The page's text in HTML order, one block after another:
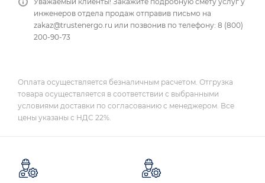
инженеров отдела продаж отправив письмо на
zakaz@trustenergo.ru или позвонив по телефону: 8 (800)
200-90-73
Оплата осуществляется безналичным расчетом. Отгрузка
товара осуществляется в соответствии с выбранными
условиями доставки по согласованию с менеджером. Все
цены указаны с НДС 22%.